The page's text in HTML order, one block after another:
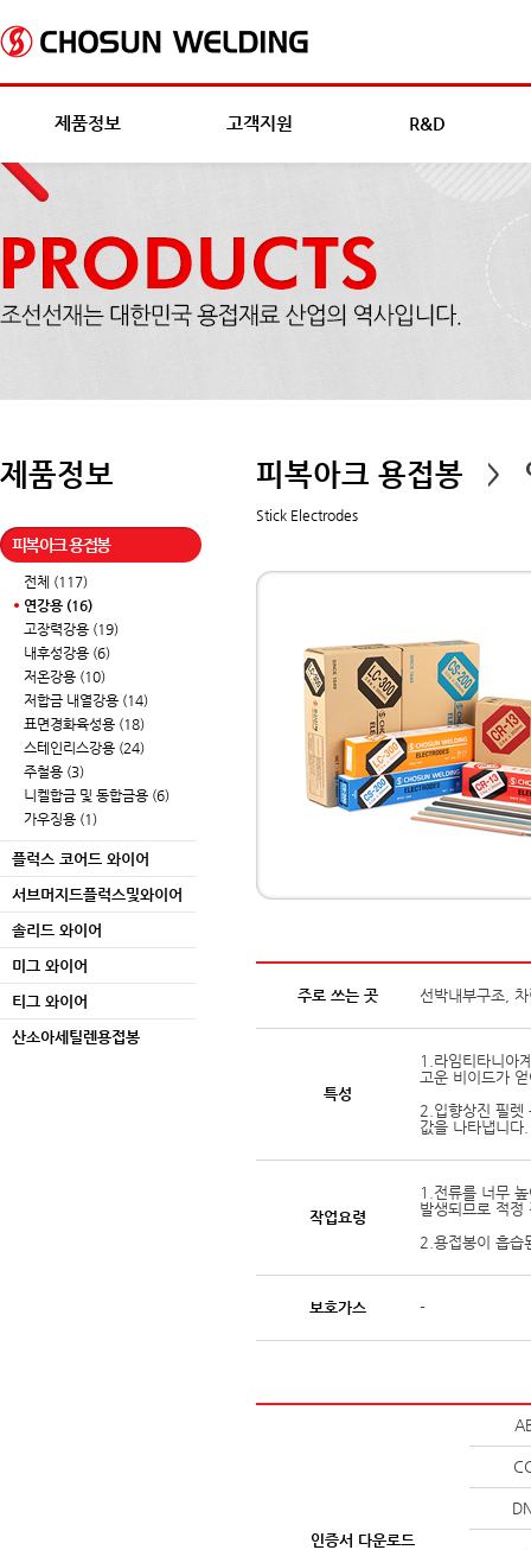
제품정보 고객지원 R&D
제품정보
피복아크 용접봉
전체 (117)
연강용 (16)
고장력강용 (19)
내후성강용 (6)
저온강용 (10)
저합금 내열강용 (14)
표면경화육성용 (18)
스테인리스강용 (24)
주철용 (3)
니켈합금 및 동합금용 (6)
가우징용 (1)
플럭스 코어드 와이어
서브머지드플럭스및와이어
솔리드 와이어
미그 와이어
티그 와이어
산소아세틸렌용접봉
피복아크 용접봉 >
Stick Electrodes
주로 쓰는 곳 선박내부구조,
특성
1.라임티타니아
고운 비이드가
2.입향상진 필렛
값을 나타냅니다.
작업요령
1.전류를 너무
발생되므로 적정
2.용접봉이 흡
보호가스 -
인증서 다운로드